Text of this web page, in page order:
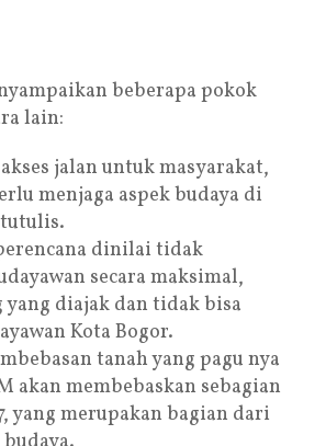
beberapa pokok
lain:
jalan untuk masyarakat,
menjaga aspek budaya di
dinilai tidak
secara maksimal,
yang diajak dan tidak bisa
Kota Bogor.
tanah yang pagu nya
akan membebaskan sebagian
yang merupakan bagian dari